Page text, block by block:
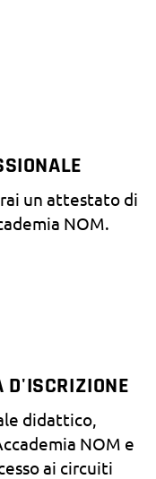
un attestato di
NOM.
D'ISCRIZIONE
didattico,
NOM e
ai circuiti